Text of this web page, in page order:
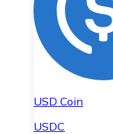
USD Coin
USDC